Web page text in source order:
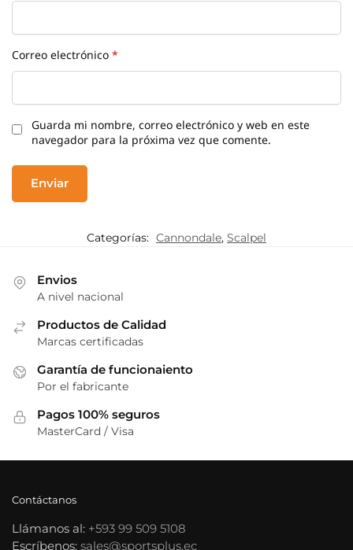
Correo electrónico*
Guarda mi nombre, correo electrónico y web en este
navegador para la próxima vez que comente.
Categorías: Cannondale, Scalpel
Envios
A nivel nacional
Productos de Calidad
Marcas certificadas
Garantía de funcionaiento
Por el fabricante
Pagos 100% seguros
MasterCard / Visa
Contáctanos
Llámanos al: +593 99 509 5108
Escríbenos: sales@sportsplus.ec